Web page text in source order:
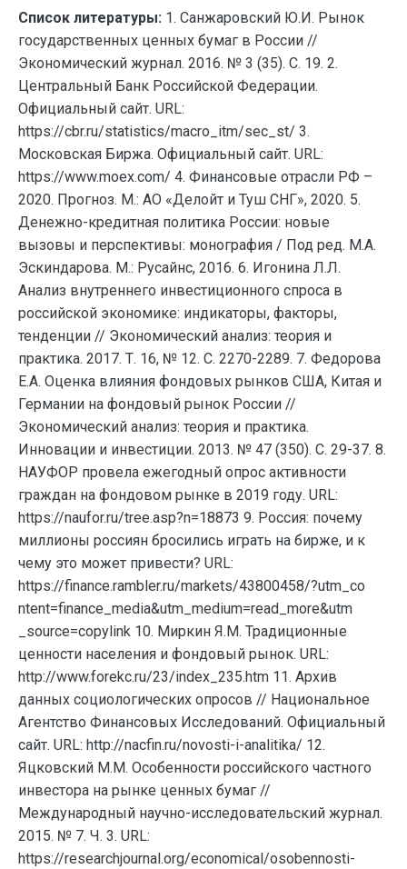
Список литературы: 1. Санжаровский Ю.И. Рынок
государственных ценных бумаг в России //
Экономический журнал. 2016. № 3 (35). С. 19. 2.
Центральный Банк Российской Федерации.
Официальный сайт. URL:
https://cbr.ru/statistics/macro_itm/sec_st/ 3.
Московская Биржа. Официальный сайт. URL:
https://www.moex.com/ 4. Финансовые отрасли РФ –
2020. Прогноз. М.: АО «Делойт и Туш СНГ», 2020. 5.
Денежно-кредитная политика России: новые
вызовы и перспективы: монография / Под ред. М.А.
Эскиндарова. М.: Русайнс, 2016. 6. Игонина Л.Л.
Анализ внутреннего инвестиционного спроса в
российской экономике: индикаторы, факторы,
тенденции // Экономический анализ: теория и
практика. 2017. Т. 16, № 12. С. 2270-2289. 7. Федорова
Е.А. Оценка влияния фондовых рынков США, Китая и
Германии на фондовый рынок России //
Экономический анализ: теория и практика.
Инновации и инвестиции. 2013. № 47 (350). С. 29-37. 8.
НАУФОР провела ежегодный опрос активности
граждан на фондовом рынке в 2019 году. URL:
https://naufor.ru/tree.asp?n=18873 9. Россия: почему
миллионы россиян бросились играть на бирже, и к
чему это может привести? URL:
https://finance.rambler.ru/markets/43800458/?utm_co
ntent=finance_media&utm_medium=read_more&utm
_source=copylink 10. Миркин Я.М. Традиционные
ценности населения и фондовый рынок. URL:
http://www.forekc.ru/23/index_235.htm 11. Архив
данных социологических опросов // Национальное
Агентство Финансовых Исследований. Официальный
сайт. URL: http://nacfin.ru/novosti-i-analitika/ 12.
Яцковский М.М. Особенности российского частного
инвестора на рынке ценных бумаг //
Международный научно-исследовательский журнал.
2015. № 7. Ч. 3. URL:
https://researchjournal.org/economical/osobennosti-